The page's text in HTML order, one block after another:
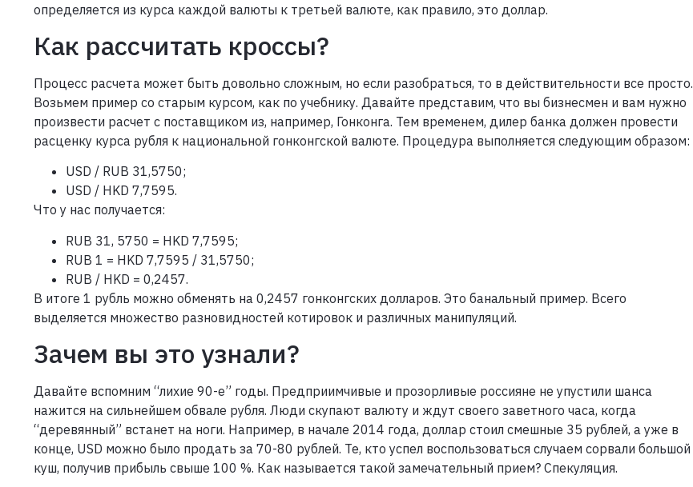
определяется из курса каждой валюты к третьей валюте, как правило, это доллар.
Как рассчитать кроссы?
Процесс расчета может быть довольно сложным, но если разобраться, то в действительности все просто.
Возьмем пример со старым курсом, как по учебнику. Давайте представим, что вы бизнесмен и вам нужно
произвести расчет с поставщиком из, например, Гонконга. Тем временем, дилер банка должен провести
расценку курса рубля к национальной гонконгской валюте. Процедура выполняется следующим образом:
USD / RUB 31,5750;
USD / HKD 7,7595.
Что у нас получается:
RUB 31, 5750 = HKD 7,7595;
RUB 1 = HKD 7,7595 / 31,5750;
RUB / HKD = 0,2457.
В итоге 1 рубль можно обменять на 0,2457 гонконгских долларов. Это банальный пример. Всего
выделяется множество разновидностей котировок и различных манипуляций.
Зачем вы это узнали?
Давайте вспомним “лихие 90-е” годы. Предприимчивые и прозорливые россияне не упустили шанса
нажится на сильнейшем обвале рубля. Люди скупают валюту и ждут своего заветного часа, когда
“деревянный” встанет на ноги. Например, в начале 2014 года, доллар стоил смешные 35 рублей, а уже в
конце, USD можно было продать за 70-80 рублей. Те, кто успел воспользоваться случаем сорвали большой
куш, получив прибыль свыше 100 %. Как называется такой замечательный прием? Спекуляция.